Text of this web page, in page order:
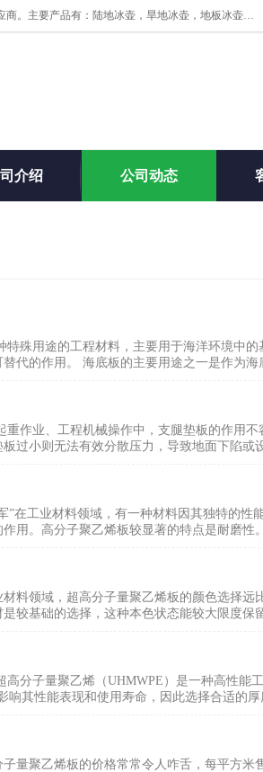
张家口市科诺工程塑料有限公司是超高分子量聚乙烯，高密度板，仿真冰场的专业生产厂家和供应商。主要产品有：陆地冰壶，旱地冰壶，地板冰壶，地壶球，仿真冰壶，仿真冰，冰蹴球，MGB轴套，MGE滑板，高密度板，仿真冰场等产品。欢迎有需要的朋友前来联系。
介绍 公司动态
殊用途的工程材料，主要用于海洋环境中
代的作用。 海底板的主要用途之一是作为
作业、工程机械操作中，支腿垫板的作用
过小则无法有效分散压力，导致地面下陷或
”在工业材料领域，有一种材料因其独特的
用。高分子聚乙烯板较显著的特点是耐磨性
料领域，超高分子量聚乙烯板的颜色选择
较基础的选择，这种本色状态能较大限度保
分子量聚乙烯（UHMWPE）是一种高性能
响其性能表现和使用寿命，因此选择合适的
量聚乙烯板的价格常常令人咋舌，每平方